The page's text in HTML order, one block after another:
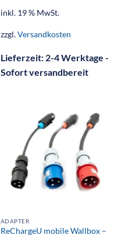
inkl. 19 % MwSt.
zzgl.Versandkosten
Lieferzeit: 2-4 Werktage -
Sofort versandbereit
ADAPTER
ReChargeU mobile Wallbox –